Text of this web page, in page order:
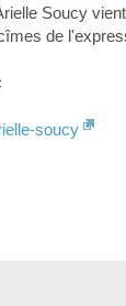
Soucy
de
soucy